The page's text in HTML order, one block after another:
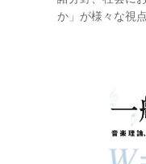
か」が様々な視